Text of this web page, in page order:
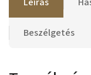
Beszélgetés